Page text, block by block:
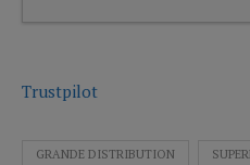
Trustpilot
GRANDE DISTRIBUTION